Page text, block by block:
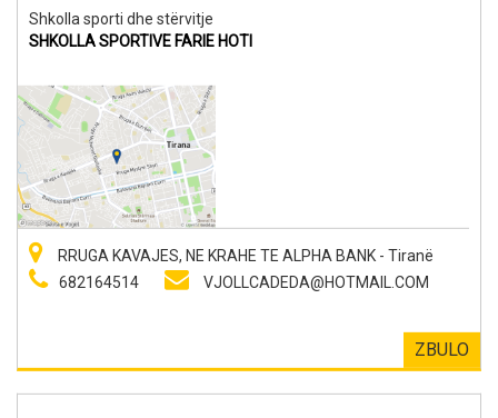
Shkolla sporti dhe stërvitje
SHKOLLA SPORTIVE FARIE HOTI
RRUGA KAVAJES, NE KRAHE TE ALPHA BANK - Tiranë
682164514
VJOLLCADEDA@HOTMAIL.COM
ZBULO